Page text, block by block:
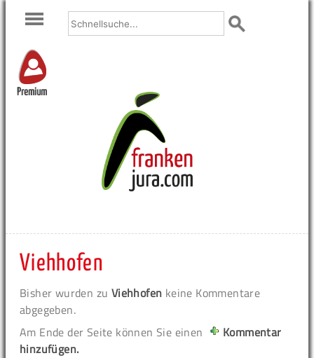
Premium
Viehhofen
Bisher wurden zu Viehhofen keine Kommentare
abgegeben.
Am Ende der Seite können Sie einen
Kommentar
hinzufügen.